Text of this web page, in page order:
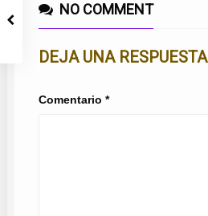
NO COMMENT
DEJA UNA RESPUESTA
Comentario *